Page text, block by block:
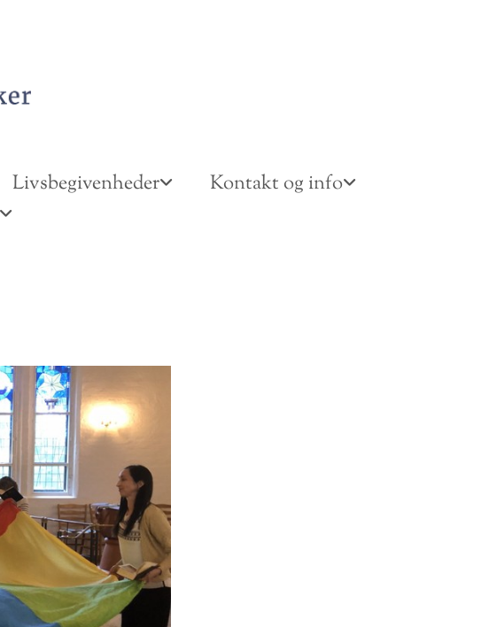
Livsbegivenheder
Kontakt og info